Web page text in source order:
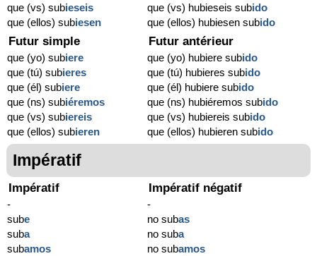
que (vs) subieseis
que (ellos) subiesen
que (vs) hubieseis subido
que (ellos) hubiesen subido
Futur simple
que (yo) subiere
que (tú) subieres
que (él) subiere
que (ns) subiéremos
que (vs) subiereis
que (ellos) subieren
Futur antérieur
que (yo) hubiere subido
que (tú) hubieres subido
que (él) hubiere subido
que (ns) hubiéremos subido
que (vs) hubiereis subido
que (ellos) hubieren subido
Impératif
Impératif
-
sube
suba
subamos
Impératif négatif
-
no subas
no suba
no subamos